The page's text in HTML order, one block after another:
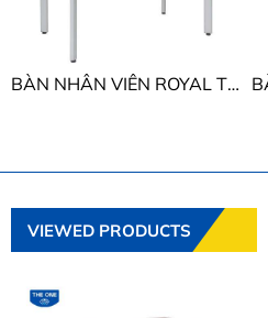
BÀN NHÂN VIÊN ROYAL THE ONE HR140C7 - HR140SC7
VIEWED PRODUCTS